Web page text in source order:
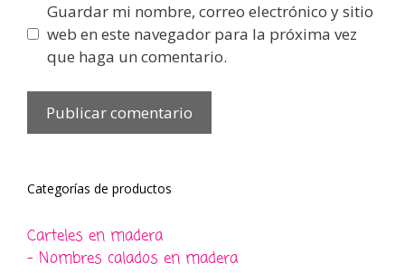
Guardar mi nombre, correo electrónico y sitio
web en este navegador para la próxima vez
que haga un comentario.
Categorías de productos
Carteles en madera
- Nombres calados en madera